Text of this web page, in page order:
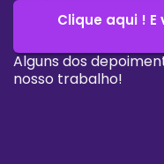
Clique aqui !
Alguns dos
nosso trabalho!